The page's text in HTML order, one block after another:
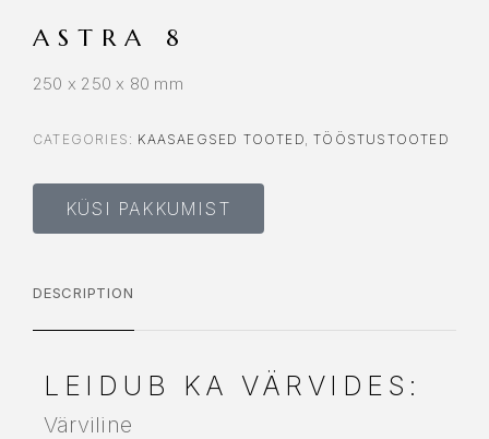
ASTRA 8
250 x 250 x 80 mm
CATEGORIES: KAASAEGSED TOOTED ,TÖÖSTUSTOOTED
KÜSI PAKKUMIST
DESCRIPTION
LEIDUB KA VÄRVIDES:
Värviline